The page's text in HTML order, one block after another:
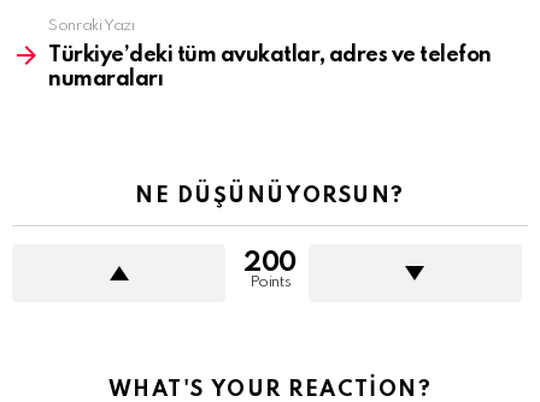
Sonraki Yazı
Türkiye’deki tüm avukatlar, adres ve telefon
numaraları
NE DÜŞÜNÜYORSUN?
200
Points
WHAT'S YOUR REACTION?